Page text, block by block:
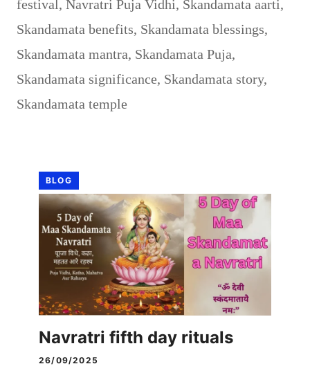
festival, Navratri Puja Vidhi, Skandamata aarti,
Skandamata benefits, Skandamata blessings,
Skandamata mantra, Skandamata Puja,
Skandamata significance, Skandamata story,
Skandamata temple
BLOG
Navratri fifth day rituals
26/09/2025